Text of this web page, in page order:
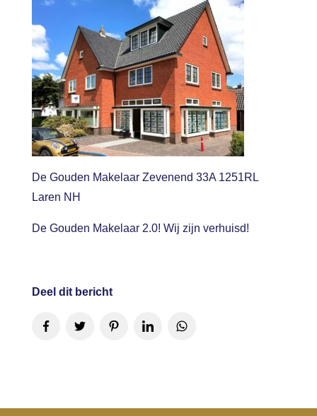
De Gouden Makelaar Zevenend 33A 1251RL
Laren NH
De Gouden Makelaar 2.0! Wij zijn verhuisd!
Deel dit bericht